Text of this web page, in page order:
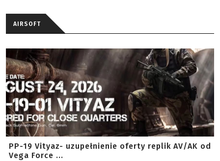
AIRSOFT
PP-19 Vityaz- uzupełnienie oferty replik AV/AK od
Vega Force ...